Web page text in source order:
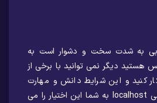
به شدت سخت و دشوار است به
هستید دیگر نمی توانید با برخی از
کنید و این شرایط دانش و مهارت
شما محدود می کند ولی localhost به شما این اختیار را می